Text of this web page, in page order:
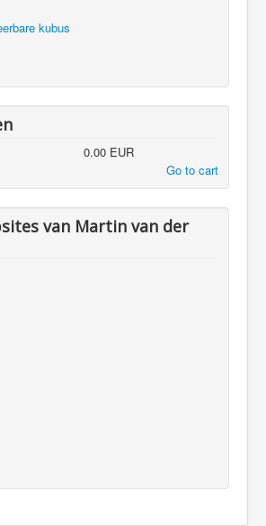
kubus
0.00 EUR
Go to cart
van Martin van der